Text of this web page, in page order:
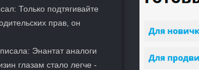
Только подтягивайте
прав, он
писала: Энантат аналоги
глазам стало легче -